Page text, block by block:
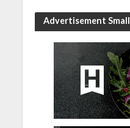
Advertisement Small